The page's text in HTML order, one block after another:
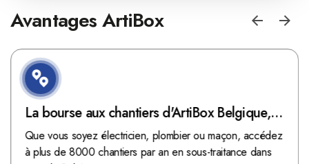
Avantages ArtiBox
La bourse aux chantiers d'ArtiBox Belgique,
véritable mine d'or !
Que vous soyez électricien, plombier ou maçon, accédez
à plus de 8000 chantiers par an en sous-traitance dans